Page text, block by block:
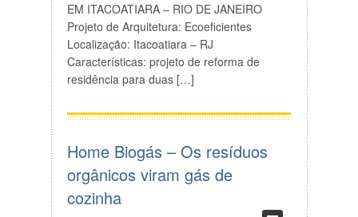
EM ITACOATIARA – RIO DE JANEIRO
Projeto de Arquitetura: Ecoeficientes
Localização: Itacoatiara – RJ
Características: projeto de reforma de
residência para duas […]
Home Biogás – Os resíduos
orgânicos viram gás de
cozinha